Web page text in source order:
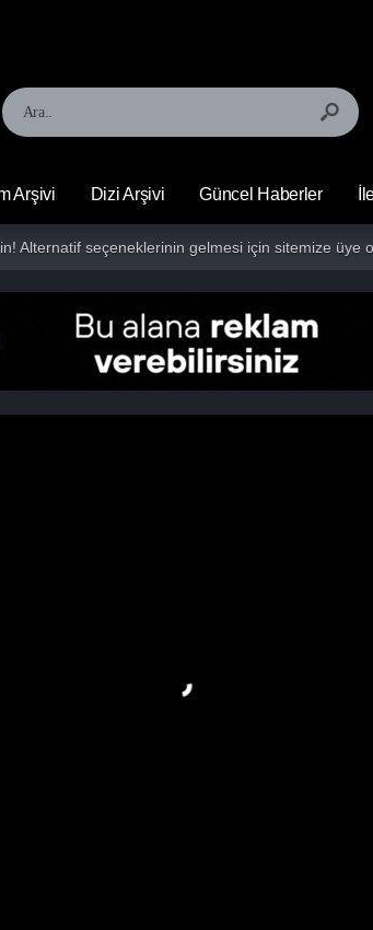
Arşivi Dizi Arşivi Güncel Haberler
Alternatif seçeneklerinin gelmesi için sitemize üye